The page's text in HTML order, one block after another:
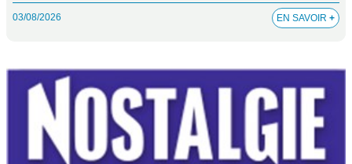
03/08/2026 EN SAVOIR +